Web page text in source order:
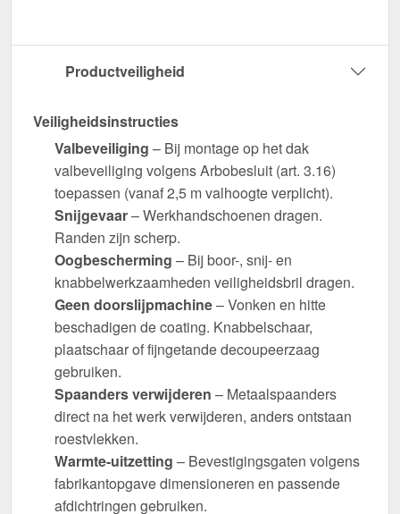
Productveiligheid
Veiligheidsinstructies
Valbeveiliging – Bij montage op het dak
valbeveiliging volgens Arbobesluit (art. 3.16)
toepassen (vanaf 2,5 m valhoogte verplicht).
Snijgevaar– Werkhandschoenen dragen.
Randen zijn scherp.
Oogbescherming – Bij boor-, snij- en
knabbelwerkzaamheden veiligheidsbril dragen.
Geen doorslijpmachine– Vonken en hitte
beschadigen de coating. Knabbelschaar,
plaatschaar of fijngetande decoupeerzaag
gebruiken.
Spaanders verwijderen – Metaalspaanders
direct na het werk verwijderen, anders ontstaan
roestvlekken.
Warmte-uitzetting – Bevestigingsgaten volgens
fabrikantopgave dimensioneren en passende
afdichtringen gebruiken.